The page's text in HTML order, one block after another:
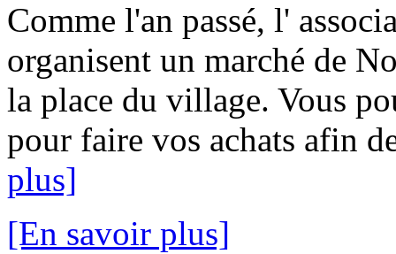
Comme l'an passé, l'
organisent un marché de
la place du village. Vous
pour faire vos achats afin
plus]
[En savoir plus]